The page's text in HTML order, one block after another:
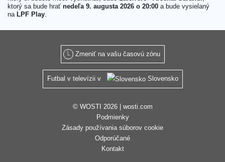
ktorý sa bude hrať nedeľa 9. augusta 2026 o 20:00 a bude vysielaný
na LPF Play.
Zmeniť na vašu časovú zónu
Futbal v televízii v Slovensko
© WOSTI 2026 | wosti.com
Podmienky
Zásady používania súborov cookie
Odporúčané
Kontakt